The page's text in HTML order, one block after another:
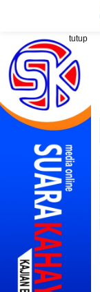
Langsung
konten
tutup